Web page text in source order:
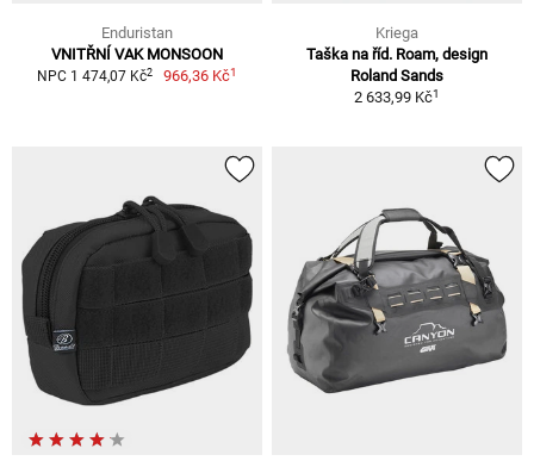
Enduristan
VNITŘNÍ VAK MONSOON
NPC 1 474,07 Kč2 966,36 Kč1
Kriega
Taška na říd. Roam, design
Roland Sands
2 633,99 Kč1